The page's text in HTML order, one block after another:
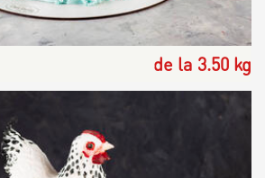
de la 3.50 kg